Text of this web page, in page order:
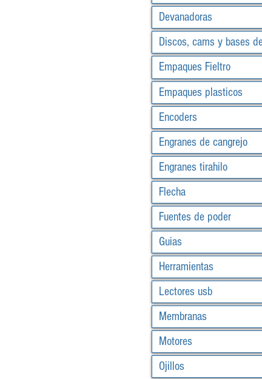
Devanadoras
Discos, cams y bases
Empaques Fieltro
Empaques plasticos
Encoders
Engranes de cangrejo
Engranes tirahilo
Flecha
Fuentes de poder
Guias
Herramientas
Lectores usb
Membranas
Motores
Ojillos